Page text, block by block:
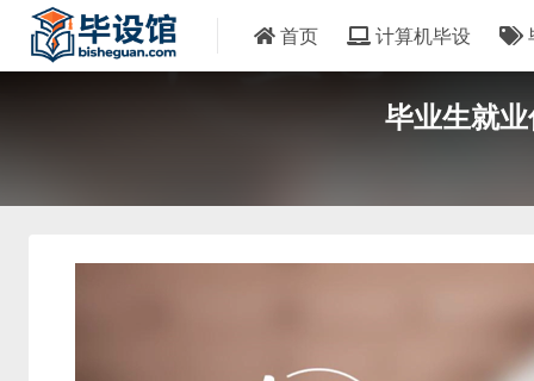
首页 计算机毕设
毕业生就